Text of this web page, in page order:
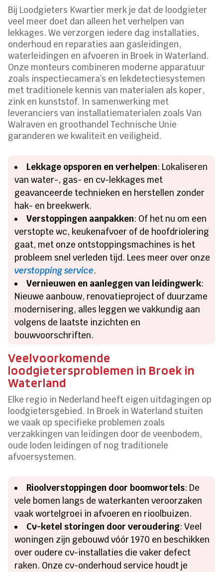
Bij Loodgieters Kwartier merk je dat de loodgieter
veel meer doet dan alleen het verhelpen van
lekkages. We verzorgen iedere dag installaties,
onderhoud en reparaties aan gasleidingen,
waterleidingen en afvoeren in Broek in Waterland.
Onze monteurs combineren moderne apparatuur
zoals inspectiecamera’s en lekdetectiesystemen
met traditionele kennis van materialen als koper,
zink en kunststof. In samenwerking met
leveranciers van installatiematerialen zoals Van
Walraven en groothandel Technische Unie
garanderen we kwaliteit en veiligheid.
Lekkage opsporen en verhelpen: Lokaliseren
van water-, gas- en cv-lekkages met
geavanceerde technieken en herstellen zonder
hak- en breekwerk.
Verstoppingen aanpakken: Of het nu om een
verstopte wc, keukenafvoer of de hoofdriolering
gaat, met onze ontstoppingsmachines is het
probleem snel verleden tijd. Lees meer over onze
verstopping service.
Vernieuwen en aanleggen van leidingwerk:
Nieuwe aanbouw, renovatieproject of duurzame
modernisering, alles leggen we vakkundig aan
volgens de laatste inzichten en
bouwvoorschriften.
Veelvoorkomende
loodgietersproblemen in Broek in
Waterland
Elke regio in Nederland heeft eigen uitdagingen op
loodgietersgebied. In Broek in Waterland stuiten
we vaak op specifieke problemen zoals
verzakkingen van leidingen door de veenbodem,
oude loden leidingen of nog traditionele
afvoersystemen.
Rioolverstoppingen door boomwortels: De
vele bomen langs de waterkanten veroorzaken
vaak wortelgroei in afvoeren en rioolbuizen.
Cv-ketel storingen door veroudering: Veel
woningen zijn gebouwd vóór 1970 en beschikken
over oudere cv-installaties die vaker defect
raken. Onze cv-onderhoud service houdt je